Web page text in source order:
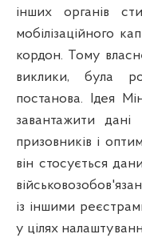
інших органів
мобілізаційного
кордон. Тому
виклики, була
постанова. Ідея
завантажити
призовників і
він стосується
із іншими
у цілях